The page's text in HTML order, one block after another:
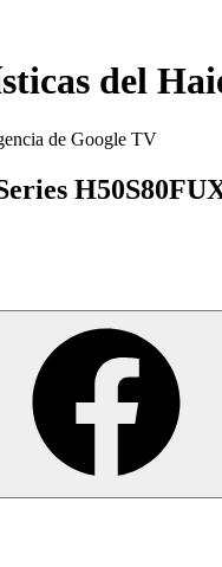
del
de Google TV